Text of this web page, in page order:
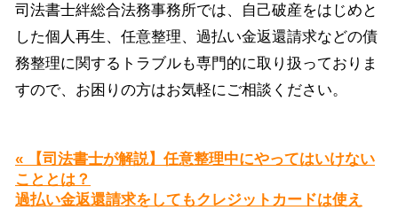
司法書士絆総合法務事務所では、自己破産をはじめと
した個人再生、任意整理、過払い金返還請求などの債
務整理に関するトラブルも専門的に取り扱っておりま
すので、お困りの方はお気軽にご相談ください。
« 【司法書士が解説】任意整理中にやってはいけない
こととは？
過払い金返還請求をしてもクレジットカードは使え